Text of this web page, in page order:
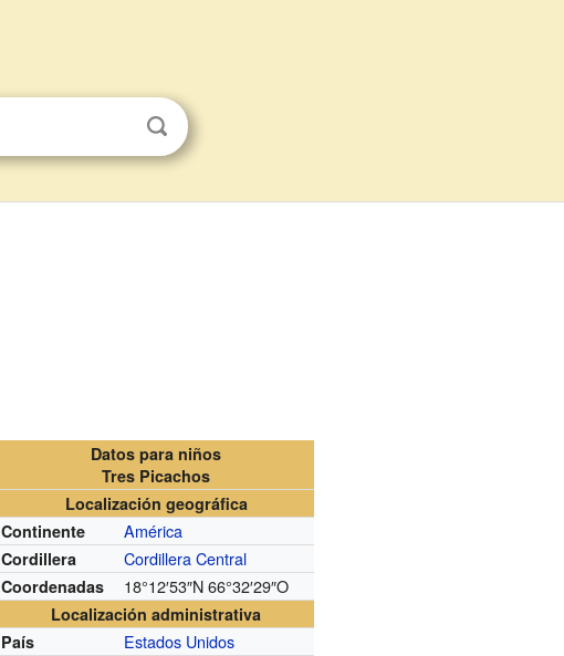
Datos para niños
Tres Picachos
Localización geográfica
Continente
América
Cordillera Cordillera Central
Coordenadas 18°12′53″N 66°32′29″O
Localización administrativa
País
Estados Unidos